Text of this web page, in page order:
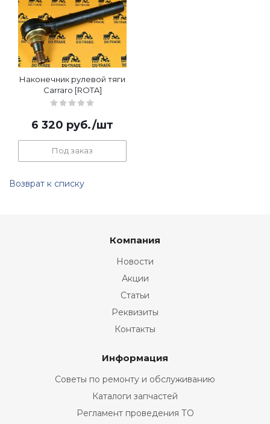
Наконечник рулевой тяги
Carraro [ROTA]
6 320 руб./шт
Под заказ
Возврат к списку
Компания
Новости
Акции
Статьи
Реквизиты
Контакты
Информация
Советы по ремонту и обслуживанию
Каталоги запчастей
Регламент проведения ТО